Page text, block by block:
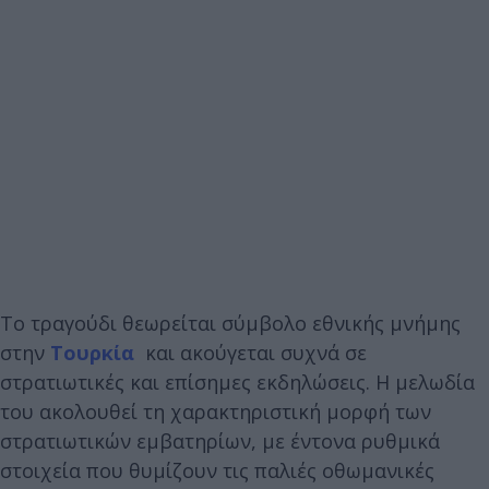
Το τραγούδι θεωρείται σύμβολο εθνικής μνήμης
στην Τουρκία και ακούγεται συχνά σε
στρατιωτικές και επίσημες εκδηλώσεις. Η μελωδία
του ακολουθεί τη χαρακτηριστική μορφή των
στρατιωτικών εμβατηρίων, με έντονα ρυθμικά
στοιχεία που θυμίζουν τις παλιές οθωμανικές